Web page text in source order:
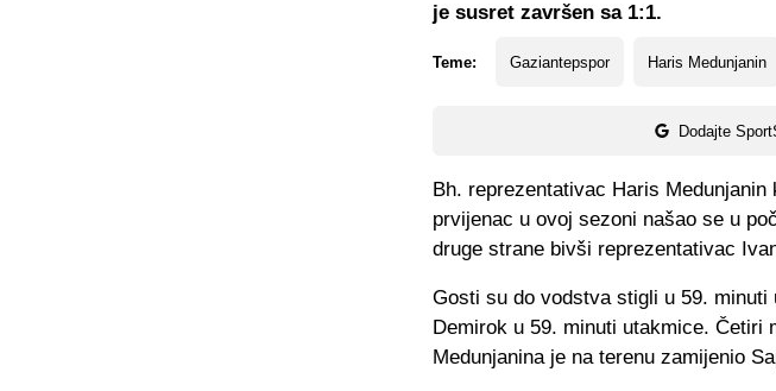
Teme: Gaziantepspor Haris Medunjanin
Dodajte
je susret završen sa 1:1.
Bh. reprezentativac Haris
prvijenac u ovoj sezoni našao se u
druge strane bivši reprezentativac
Gosti su do vodstva stigli u 59.
Demirok u 59. minuti utakmice. Četiri
Medunjanina je na terenu zamijenio